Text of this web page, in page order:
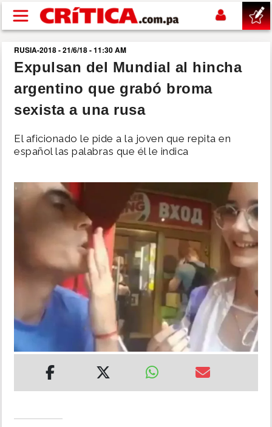
Pasar al contenido principal
buscar
SUCESOS
POLÍTICA
SHOW
DEPORTES
MUNDO
INSÓLITAS
MULTIMEDIA
RUSIA-2018 - 21/6/18 - 11:30 AM
Expulsan del Mundial al hincha
argentino que grabó broma
sexista a una rusa
El aficionado le pide a la joven que repita en
español las palabras que él le indica